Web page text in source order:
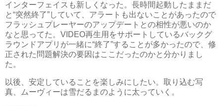
インターフェイスも新しくなった。長時間起動したままだ
と“突然終了”していて、アラートも出ないことがあったので
フラッシュプレーヤーのアップデートとの相性が悪いのか
なと思ってた。VIDEO再生用をサポートしているバックグ
ラウンドアプリが一緒に“終了”することが多かったので、修
正された問題解決の要因はここだったのかと分かりまし
た。
以後、安定していることを楽しみにしたい。取り込む写
真、ムーヴィーは雪だるまのように太っていく。